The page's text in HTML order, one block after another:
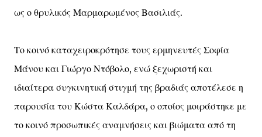
ως ο θρυλικός Μαρμαρωμένος Βασιλιάς.
Το κοινό καταχειροκρότησε τους ερμηνευτές Σοφία
Μάνου και Γιώργο Ντόβολο, ενώ ξεχωριστή και
ιδιαίτερα συγκινητική στιγμή της βραδιάς αποτέλεσε η
παρουσία του Κώστα Καλδάρα, ο οποίος μοιράστηκε με
το κοινό προσωπικές αναμνήσεις και βιώματα από τη